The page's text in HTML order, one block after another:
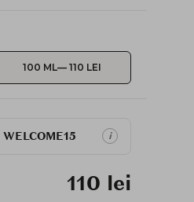
100 ML— 110 LEI
WELCOME15 i
110 lei